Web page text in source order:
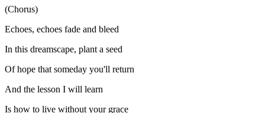
(Chorus)
Echoes, echoes fade and bleed
In this dreamscape, plant a seed
Of hope that someday you'll return
And the lesson I will learn
Is how to live without your grace